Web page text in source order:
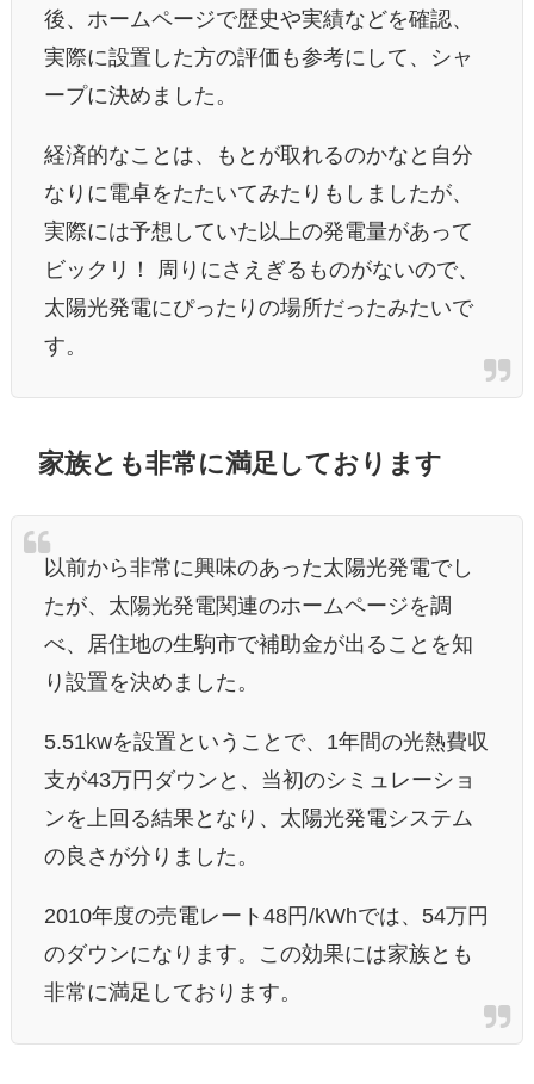
後、ホームページで歴史や実績などを確認、
実際に設置した方の評価も参考にして、シャ
ープに決めました。
経済的なことは、もとが取れるのかなと自分
なりに電卓をたたいてみたりもしましたが、
実際には予想していた以上の発電量があって
ビックリ！ 周りにさえぎるものがないので、
太陽光発電にぴったりの場所だったみたいで
す。
家族とも非常に満足しております
以前から非常に興味のあった太陽光発電でし
たが、太陽光発電関連のホームページを調
べ、居住地の生駒市で補助金が出ることを知
り設置を決めました。
5.51kwを設置ということで、1年間の光熱費収
支が43万円ダウンと、当初のシミュレーショ
ンを上回る結果となり、太陽光発電システム
の良さが分りました 。
2010年度の売電レート48円/kWhでは、54万円
のダウンになります。この効果には家族とも
非常に満足しております。